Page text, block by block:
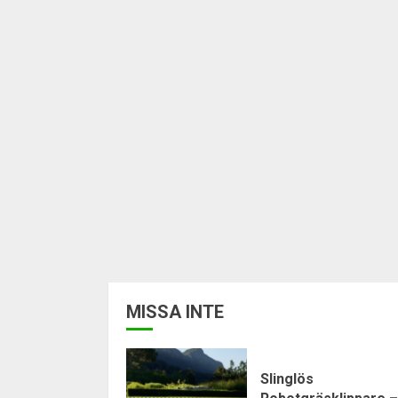
MISSA INTE
Slinglös